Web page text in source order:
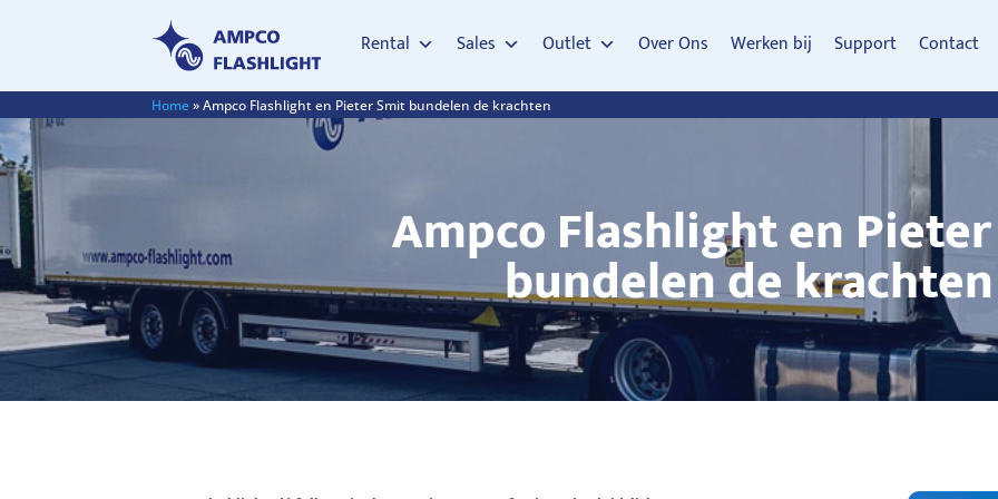
Rental Sales Outlet Over Ons Werken bij Support Contact
Home»Ampco Flashlight en Pieter Smit bundelen de krachten
Ampco Flashlight en
bundelen de krachten